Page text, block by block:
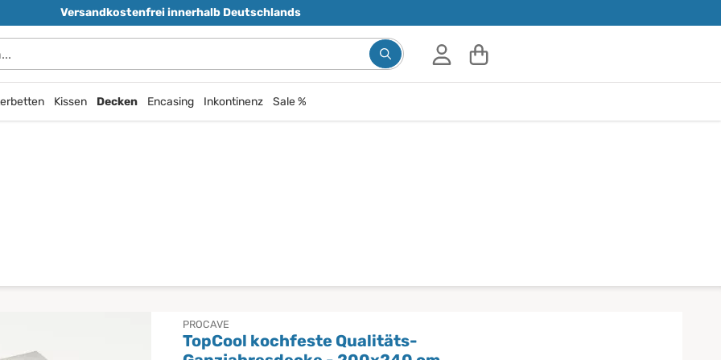
Versandkostenfrei innerhalb Deutschlands
Suchbegriff eingeben, Vorschläge erscheinen während
Kissen Decken Encasing Inkontinenz Sale %
PROCAVE
TopCool kochfeste Qualitäts-